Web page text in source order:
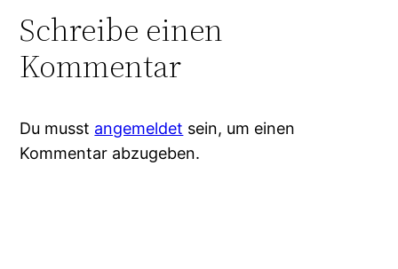
Schreibe einen
Kommentar
Du musst angemeldet sein, um einen
Kommentar abzugeben.